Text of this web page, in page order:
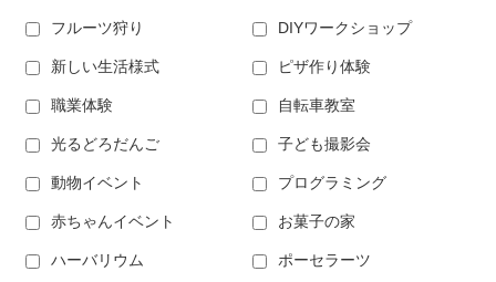
フルーツ狩り DIYワークショップ
新しい生活様式 ピザ作り体験
職業体験 自転車教室
光るどろだんご 子ども撮影会
動物イベント プログラミング
赤ちゃんイベント お菓子の家
ハーバリウム ポーセラーツ